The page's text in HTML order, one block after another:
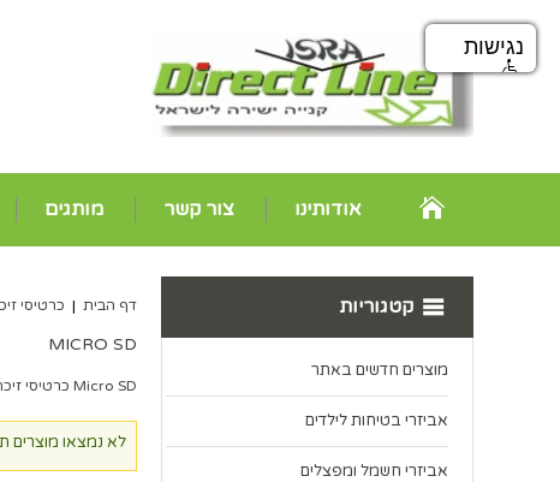
אודותינו צור קשר מותגים
דף הבית | כרטיסי
MICRO SD
Micro SD כרטיסי זיכרון
לא נמצאו מוצרים
קטגוריות
מוצרים חדשים באתר
אביזרי בטיחות לילדים
אביזרי חשמל ומפצלים
נגישות